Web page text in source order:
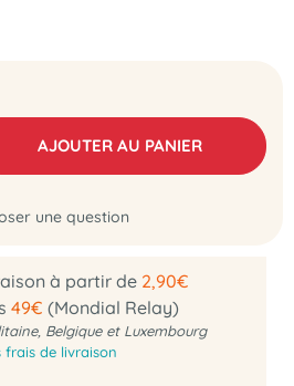
AJOUTER AU PANIER
une question
à partir de 2,90€
49€ (Mondial Relay)
Belgique et Luxembourg
frais de livraison